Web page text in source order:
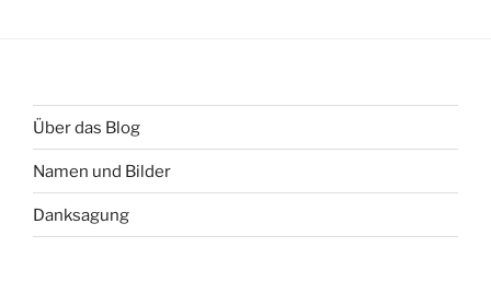
Über das Blog
Namen und Bilder
Danksagung